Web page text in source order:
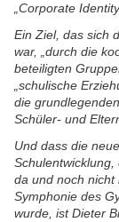
„Corporate
Ein Ziel, das sich
war, „durch die
beteiligten
„schulische
die
Schüler- und
Und dass die
da und noch nicht
Symphonie des
wurde, ist Dieter